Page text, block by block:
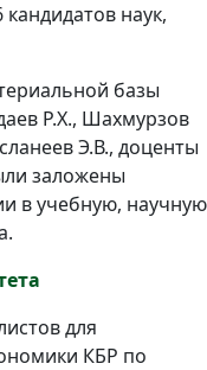
наук,
базы
Р.Х., Шахмурзов
Э.В., доценты
заложены
в учебную, научную
для
КБР по